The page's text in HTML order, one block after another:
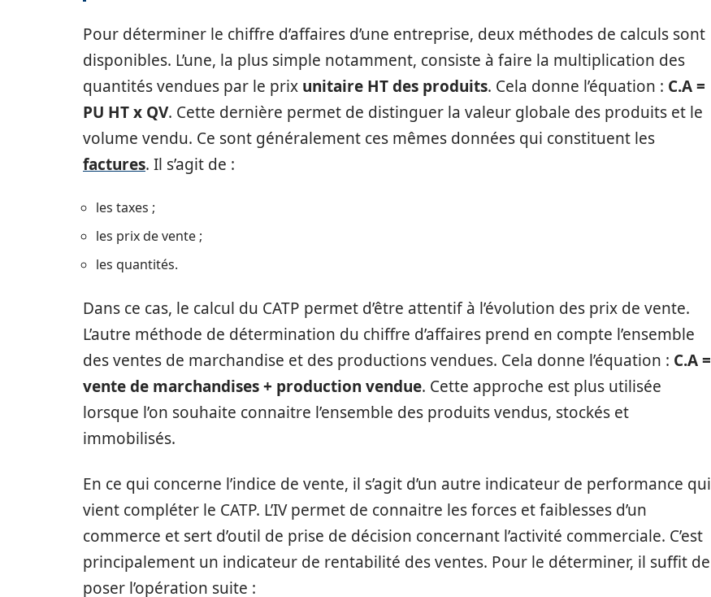
Pour déterminer le chiffre d’affaires d’une entreprise, deux méthodes de calculs sont
disponibles. L’une, la plus simple notamment, consiste à faire la multiplication des
quantités vendues par le prix unitaire HT des produits. Cela donne l’équation : C.A =
PU HT x QV. Cette dernière permet de distinguer la valeur globale des produits et le
volume vendu. Ce sont généralement ces mêmes données qui constituent les
factures. Il s’agit de :
les taxes ;
les prix de vente ;
les quantités.
Dans ce cas, le calcul du CATP permet d’être attentif à l’évolution des prix de vente.
L’autre méthode de détermination du chiffre d’affaires prend en compte l’ensemble
des ventes de marchandise et des productions vendues. Cela donne l’équation : C.A =
vente de marchandises + production vendue. Cette approche est plus utilisée
lorsque l’on souhaite connaitre l’ensemble des produits vendus, stockés et
immobilisés.
En ce qui concerne l’indice de vente, il s’agit d’un autre indicateur de performance qui
vient compléter le CATP. L’IV permet de connaitre les forces et faiblesses d’un
commerce et sert d’outil de prise de décision concernant l’activité commerciale. C’est
principalement un indicateur de rentabilité des ventes. Pour le déterminer, il suffit de
poser l’opération suite :